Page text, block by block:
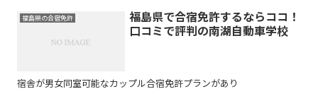
福島県の合宿免許
福島県で合宿免許するならココ！
口コミで評判の南湖自動車学校
宿舎が男女同室可能なカップル合宿免許プランがあり